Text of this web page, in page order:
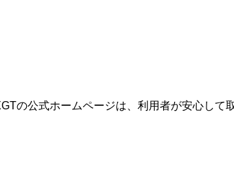
の公式ホームページは、利用者が安心し